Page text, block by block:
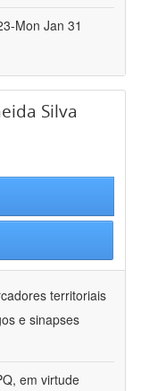
Mon Jan 31
Silva
territoriais
e sinapses
em virtude